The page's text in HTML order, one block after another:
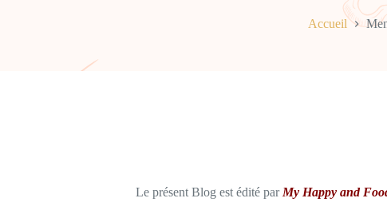
Accueil
Le présent Blog est édité par My Happy and